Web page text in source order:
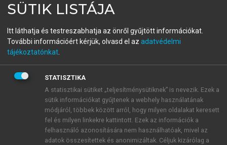
fiókoddal,vagy hozz létre új fiókot.
A regisztráció után apróbaidőszakautomatikusan
BELÉPÉS SAJÁT FIÓKKAL
ÚJ FIÓK LÉTREHOZÁSA
1 óra díjmentes hozzáférés
SÜTIK LISTÁJA
Itt láthatja és testreszabhatja az önről gyűjtött információkat.
További információért kérjük, olvasd el az adatvédelmi
tájékoztatónkat
STATISZTIKA
A statisztikai sütiket „teljesítménysütiknek” is nevezik. Ezek a
sütik információkat gyűjtenek a webhely használatának
módjáról, többek között arról, hogy milyen oldalakat keresett
fel és milyen linkekre kattintott. Ezek az információk a
felhasználó azonosítására nem használhatóak, mivel az
adatok összesítettek és anonimizáltak. Céljuk kizárólag a